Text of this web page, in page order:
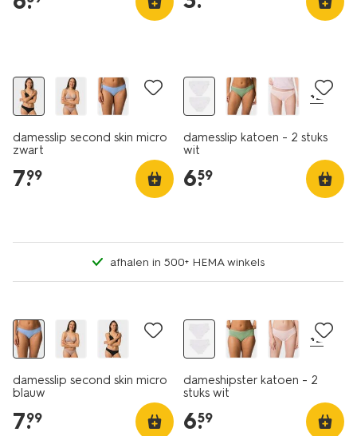
damesslip second skin micro
zwart
7.
99
+2
damesslip katoen - 2 stuks
wit
6.
59
afhalen in 500+ HEMA winkels
damesslip second skin micro
blauw
7.
99
+2
dameshipster katoen - 2
stuks wit
6.
59